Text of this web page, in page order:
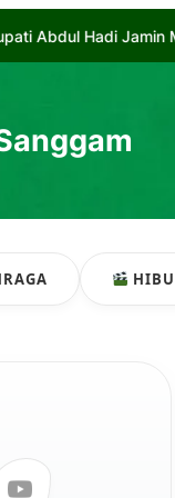
Anak Yatim di